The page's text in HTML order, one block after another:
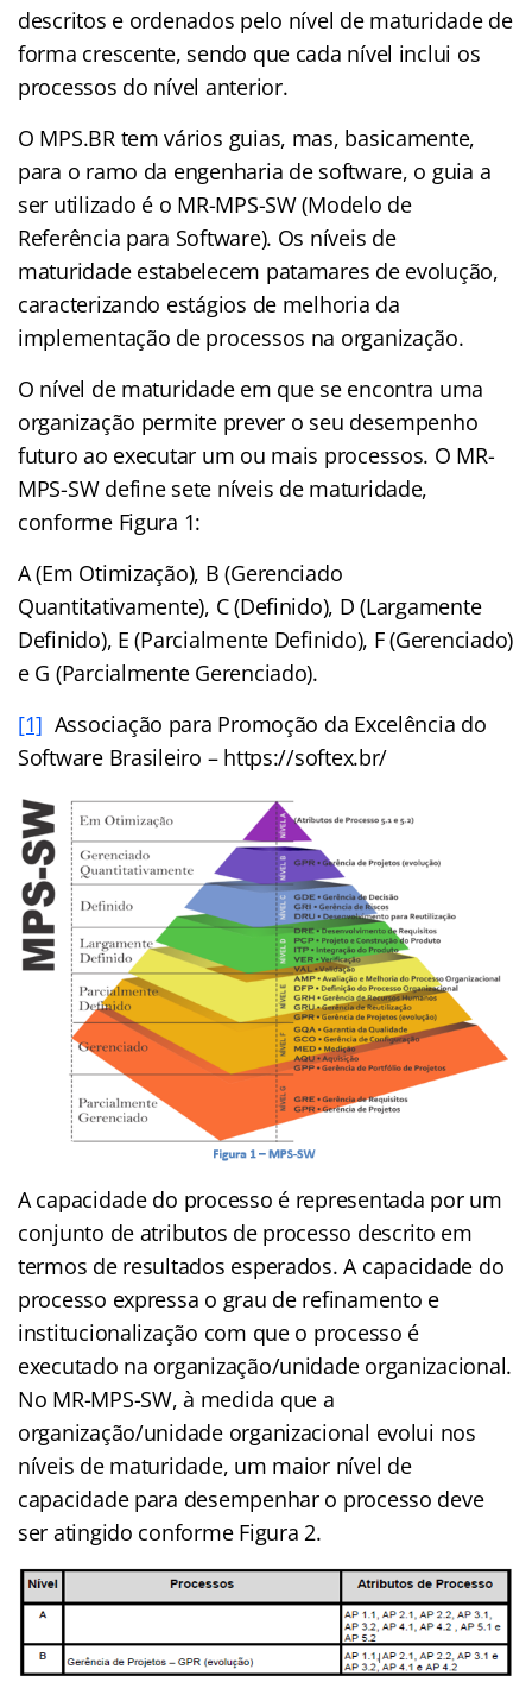
descritos e ordenados pelo nível de maturidade de
forma crescente, sendo que cada nível inclui os
processos do nível anterior.
O MPS.BR tem vários guias, mas, basicamente,
para o ramo da engenharia de software, o guia a
ser utilizado é o MR-MPS-SW (Modelo de
Referência para Software). Os níveis de
maturidade estabelecem patamares de evolução,
caracterizando estágios de melhoria da
implementação de processos na organização.
O nível de maturidade em que se encontra uma
organização permite prever o seu desempenho
futuro ao executar um ou mais processos. O MR-
MPS-SW define sete níveis de maturidade,
conforme Figura 1:
A (Em Otimização), B (Gerenciado
Quantitativamente), C (Definido), D (Largamente
Definido), E (Parcialmente Definido), F (Gerenciado)
e G (Parcialmente Gerenciado).
[1] Associação para Promoção da Excelência do
Software Brasileiro – https://softex.br/
A capacidade do processo é representada por um
conjunto de atributos de processo descrito em
termos de resultados esperados. A capacidade do
processo expressa o grau de refinamento e
institucionalização com que o processo é
executado na organização/unidade organizacional.
No MR-MPS-SW, à medida que a
organização/unidade organizacional evolui nos
níveis de maturidade, um maior nível de
capacidade para desempenhar o processo deve
ser atingido conforme Figura 2.